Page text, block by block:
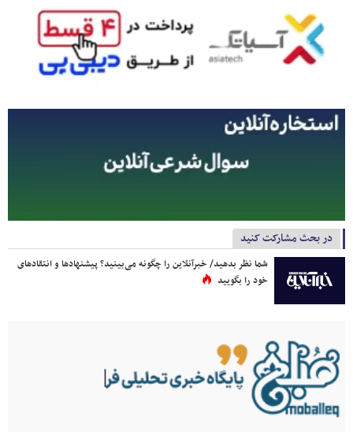
در بحث مشارکت کنید
شما نظر بدهید/ خبرآنلاین را چگونه می‌بینید؟ پیشنهادها و انتقادهای
خود را بگویید